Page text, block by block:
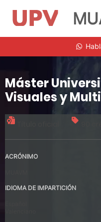
Máster
Visuales y
ACRÓNIMO
IDIOMA DE IMPARTICIÓN